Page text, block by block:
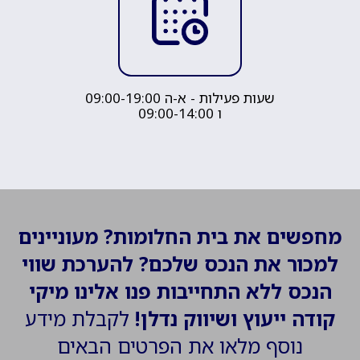
שעות פעילות - א-ה 09:00-19:00
ו 09:00-14:00
מחפשים את בית החלומות? מעוניינים
למכור את הנכס שלכם? להערכת שווי
הנכס ללא התחייבות פנו אלינו מיקי
קודה ייעוץ ושיווק נדלן! לקבלת מידע
נוסף מלאו את הפרטים הבאים